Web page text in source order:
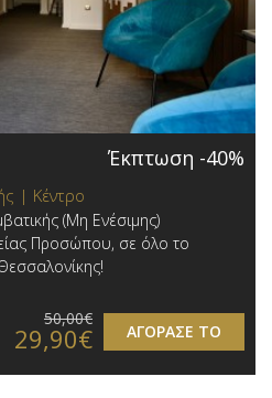
Έκπτωση -40%
| Κέντρο
(Μη Ενέσιμης)
Προσώπου, σε όλο το
ΑΓΟΡΑΣΕ ΤΟ
50,00€
29,90€